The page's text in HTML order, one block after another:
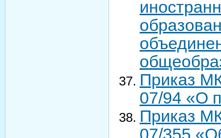
Приказ
07/94 «О
Приказ
07/355